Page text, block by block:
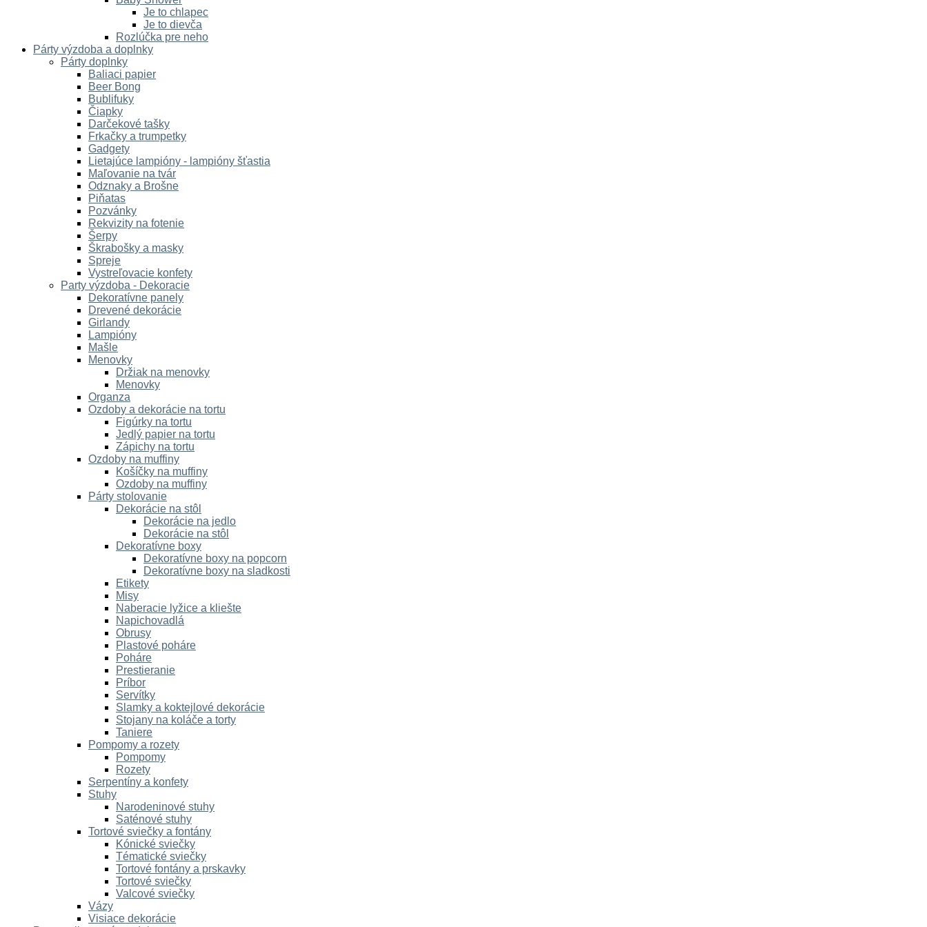
Je to chlapec
Je to dievča
Rozlúčka pre neho
Párty výzdoba a doplnky
Párty doplnky
Baliaci papier
Beer Bong
Bublifuky
Čiapky
Darčekové tašky
Frkačky a trumpetky
Gadgety
Lietajúce lampióny - lampióny šťastia
Maľovanie na tvár
Odznaky a Brošne
Piňatas
Pozvánky
Rekvizity na fotenie
Šerpy
Škrabošky a masky
Spreje
Vystreľovacie konfety
Party výzdoba - Dekoracie
Dekoratívne panely
Drevené dekorácie
Girlandy
Lampióny
Mašle
Menovky
Držiak na menovky
Menovky
Organza
Ozdoby a dekorácie na tortu
Figúrky na tortu
Jedlý papier na tortu
Zápichy na tortu
Ozdoby na muffiny
Košíčky na muffiny
Ozdoby na muffiny
Párty stolovanie
Dekorácie na stôl
Dekorácie na jedlo
Dekorácie na stôl
Dekoratívne boxy
Dekoratívne boxy na popcorn
Dekoratívne boxy na sladkosti
Etikety
Misy
Naberacie lyžice a kliešte
Napichovadlá
Obrusy
Plastové poháre
Poháre
Prestieranie
Príbor
Servítky
Slamky a koktejlové dekorácie
Stojany na koláče a torty
Taniere
Pompomy a rozety
Pompomy
Rozety
Serpentíny a konfety
Stuhy
Narodeninové stuhy
Saténové stuhy
Tortové sviečky a fontány
Kónické sviečky
Tématické sviečky
Tortové fontány a prskavky
Tortové sviečky
Valcové sviečky
Vázy
Visiace dekorácie